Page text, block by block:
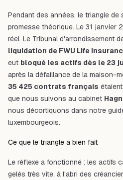
Pendant des années, le triangle
promesse théorique. Le 31 janvier
réel. Le Tribunal d'arrondissement
liquidation de FWU Life
eut bloqué les actifs dès le 23
après la défaillance de la maison-
35 425 contrats français
que nous suivons au cabinet
nous décortiquons dans notre
luxembourgeois.
Ce que le triangle a bien fait
Le réflexe a fonctionné : les actifs
gelés très vite, à l'abri des